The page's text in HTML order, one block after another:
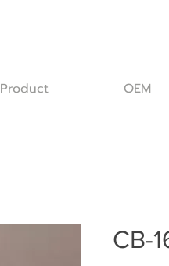
Product OEM
CB-